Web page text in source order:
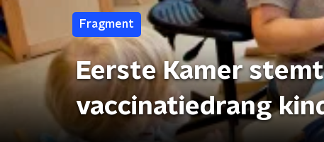
Fragment
Eerste Kamer
vaccinatiedrang